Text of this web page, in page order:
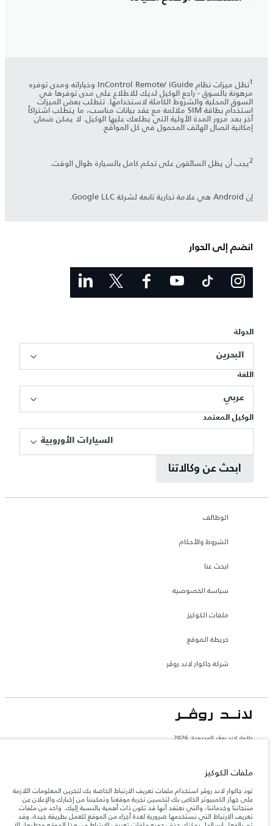
1 تظل ميزات نظام InControl Remote/ iGuide وخياراته ومدى توفره
مرهونة بالسوق - راجع الوكيل لديك للاطلاع على مدى توفرها في
السوق المحلية والشروط الكاملة لاستخدامها. تتطلب بعض الميزات
استخدام بطاقة SIM ملائمة مع عقد بيانات مناسب، ما يتطلب اشتراكاً
آخر بعد مرور المدة الأولية التي يطلعك عليها الوكيل. لا يمكن ضمان
إمكانية اتصال الهاتف المحمول في كل المواقع.
2يجب أن يظل السائقون على تحكم كامل بالسيارة طوال الوقت.
إن Android هي علامة تجارية تابعة لشركة Google LLC.
انضم إلى الحوار
الدولة
البحرين
اللغة
عربي
الوكيل المعتمد
السيارات الأوروبية
ابحث عن وكالاتنا
الوظائف
الشروط والأحكام
ابحث عنا
سياسة الخصوصية
ملفات الكوكيز
خريطة الموقع
شركة جاكوار لاند روڤر
جاكوار لاند روڨر المحدودة: 2026
تعكس الأوزان المذكورة مواصفات السيارة القياسية. سوف تؤثر الإكسسوارات وغيرها من
العناصر المثبتة بعد نقطة التصنيع في الحمولة. تأكد من عدم تجاوز الوزن الإجمالي للسيارة
والحمولة.
المعلومات والمواصفات والأسعار والألوان المذكورة على هذا الموقع قد تختلف من بلد إلى
ملفات الكوكيز
تود جاكوار لاند روڤر استخدام ملفات تعريف الارتباط الخاصة بك لتخزين المعلومات اللازمة
على جهاز الكمبيوتر الخاص بك لتحسين تجربة موقعنا وتمكيننا من إخبارك والإعلان عن
منتجاتنا وخدماتنا، والتي نعتقد أنها قد تكون ذات أهمية بالنسبة إليك. واحد من ملفات
تعريف الارتباط التي نستخدمها ضرورية لعدة أجزاء من الموقع للعمل بطريقة جيدة، وقد